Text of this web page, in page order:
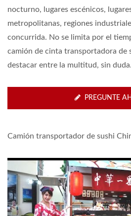
nocturno, lugares escénicos,
metropolitanas, regiones
concurrida. No se limita por el
camión de cinta transportadora de
destacar entre la multitud, sin duda.
PREGUNTE
Camión transportador de sushi